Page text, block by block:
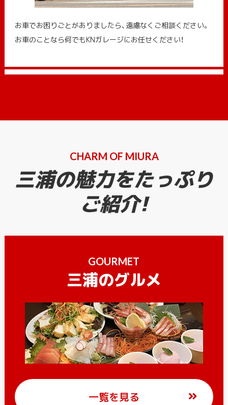
お車でお困りごとがありましたら、遠慮なくご相談ください。
お車のことなら何でもKNガレージにお任せください！
CHARM OF MIURA
三浦の魅力をたっぷり
ご紹介!
GOURMET
三浦のグルメ
一覧を見る